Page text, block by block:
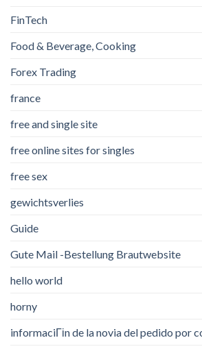
FinTech
Food & Beverage, Cooking
Forex Trading
france
free and single site
free online sites for singles
free sex
gewichtsverlies
Guide
Gute Mail -Bestellung Brautwebsite
hello world
horny
informaciГіn de la novia del pedido por